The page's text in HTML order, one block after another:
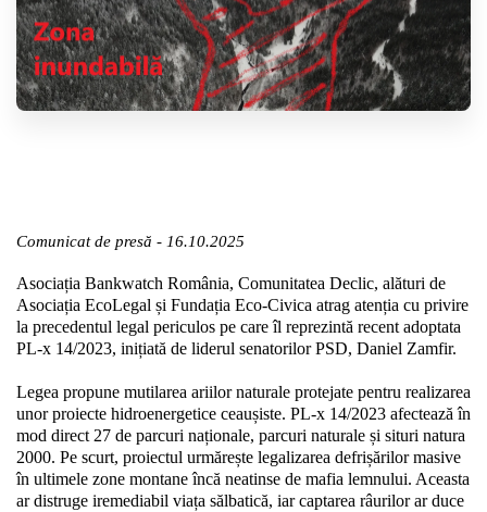
Comunicat de presă - 16.10.2025
Asociația Bankwatch România, Comunitatea Declic, alături de
Asociația EcoLegal și Fundația Eco-Civica atrag atenția cu privire
la precedentul legal periculos pe care îl reprezintă recent adoptata
PL-x 14/2023, inițiată de liderul senatorilor PSD, Daniel Zamfir.
Legea propune mutilarea ariilor naturale protejate pentru realizarea
unor proiecte hidroenergetice ceaușiste. PL-x 14/2023 afectează în
mod direct 27 de parcuri naționale, parcuri naturale și situri natura
2000. Pe scurt, proiectul urmărește legalizarea defrișărilor masive
în ultimele zone montane încă neatinse de mafia lemnului. Aceasta
ar distruge iremediabil viața sălbatică, iar captarea râurilor ar duce